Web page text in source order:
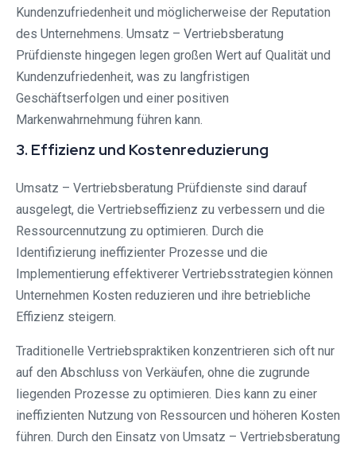
Kundenzufriedenheit und möglicherweise der Reputation
des Unternehmens. Umsatz – Vertriebsberatung
Prüfdienste hingegen legen großen Wert auf Qualität und
Kundenzufriedenheit, was zu langfristigen
Geschäftserfolgen und einer positiven
Markenwahrnehmung führen kann.
3. Effizienz und Kostenreduzierung
Umsatz – Vertriebsberatung Prüfdienste sind darauf
ausgelegt, die Vertriebseffizienz zu verbessern und die
Ressourcennutzung zu optimieren. Durch die
Identifizierung ineffizienter Prozesse und die
Implementierung effektiverer Vertriebsstrategien können
Unternehmen Kosten reduzieren und ihre betriebliche
Effizienz steigern.
Traditionelle Vertriebspraktiken konzentrieren sich oft nur
auf den Abschluss von Verkäufen, ohne die zugrunde
liegenden Prozesse zu optimieren. Dies kann zu einer
ineffizienten Nutzung von Ressourcen und höheren Kosten
führen. Durch den Einsatz von Umsatz – Vertriebsberatung